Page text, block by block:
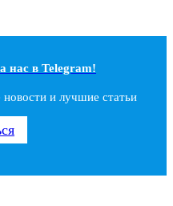
наc в Telegram!
и лучшие статьи